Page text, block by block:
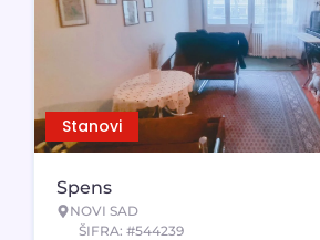
Stanovi
Spens
NOVI SAD
ŠIFRA: #544239